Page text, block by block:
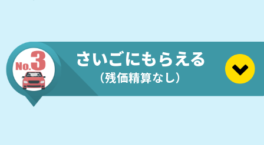
さいごにもらえる
（残価精算なし）